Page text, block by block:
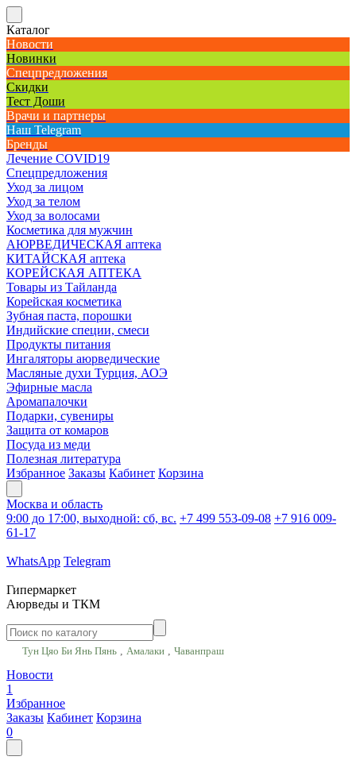
Каталог
Новости
Новинки
Спецпредложения
Скидки
Тест Доши
Врачи и партнеры
Наш Telegram
Бренды
Лечение COVID19
Спецпредложения
Уход за лицом
Уход за телом
Уход за волосами
Косметика для мужчин
АЮРВЕДИЧЕСКАЯ аптека
КИТАЙСКАЯ аптека
КОРЕЙСКАЯ АПТЕКА
Товары из Тайланда
Корейская косметика
Зубная паста, порошки
Индийские специи, смеси
Продукты питания
Ингаляторы аюрведические
Масляные духи Турция, АОЭ
Эфирные масла
Аромапалочки
Подарки, сувениры
Защита от комаров
Посуда из меди
Полезная литература
Избранное Заказы Кабинет Корзина
Москва и область
9:00 до 17:00, выходной: сб, вс. +7 499 553-09-08 +7 916 009-
61-17
WhatsApp Telegram
Гипермаркет
Аюрведы и ТКМ
Тун Цяо Би Янь Пянь Амалаки Чаванпраш
Новости
1
Избранное
Заказы Кабинет Корзина
0